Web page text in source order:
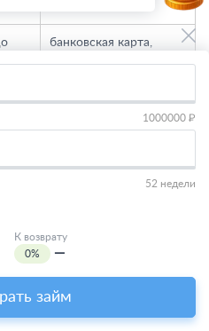
1000000 ₽
52 недели
К возврату
0%
—
займ
банковская карта,
банковский счет,
кошельки
80
банковская карта,
Яндекс деньги и